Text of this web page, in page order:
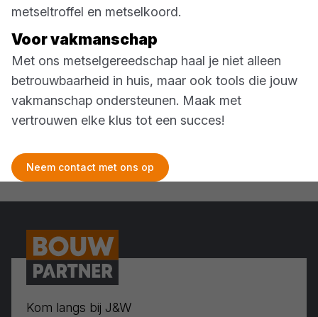
metseltroffel en metselkoord.
Voor vakmanschap
Met ons metselgereedschap haal je niet alleen
betrouwbaarheid in huis, maar ook tools die jouw
vakmanschap ondersteunen. Maak met
vertrouwen elke klus tot een succes!
Neem contact met ons op
Kom langs bij J&W